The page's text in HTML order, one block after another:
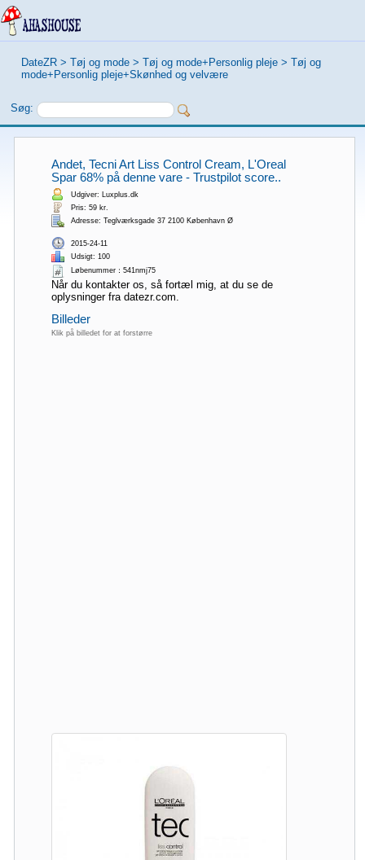
DateZR > Tøj og mode > Tøj og mode+Personlig pleje > Tøj og
mode+Personlig pleje+Skønhed og velvære
Søg:
Andet, Tecni Art Liss Control Cream, L'Oreal
Spar 68% på denne vare - Trustpilot score..
Udgiver: Luxplus.dk
Pris: 59 kr.
Adresse: Teglværksgade 37 2100 København Ø
2015-24-11
Udsigt: 100
Løbenummer：541nmj75
Når du kontakter os, så fortæl mig, at du se de
oplysninger fra datezr.com.
Billeder
Klik på billedet for at forstørre